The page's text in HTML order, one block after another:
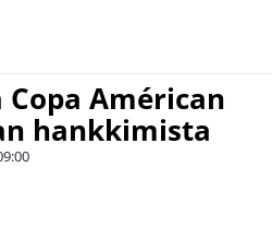
Américan
hankkimista